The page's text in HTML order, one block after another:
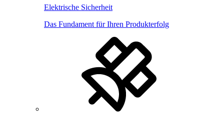
Elektrische Sicherheit
Das Fundament für Ihren Produkterfolg